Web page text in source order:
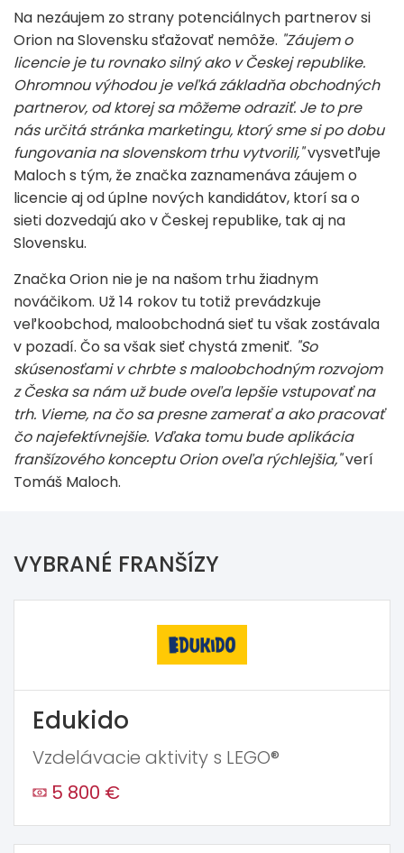
Na nezáujem zo strany potenciálnych partnerov si
Orion na Slovensku sťažovať nemôže. "Záujem o
licencie je tu rovnako silný ako v Českej republike.
Ohromnou výhodou je veľká základňa obchodných
partnerov, od ktorej sa môžeme odraziť. Je to pre
nás určitá stránka marketingu, ktorý sme si po dobu
fungovania na slovenskom trhu vytvorili,"vysvetľuje
Maloch s tým, že značka zaznamenáva záujem o
licencie aj od úplne nových kandidátov, ktorí sa o
sieti dozvedajú ako v Českej republike, tak aj na
Slovensku.
Značka Orion nie je na našom trhu žiadnym
nováčikom. Už 14 rokov tu totiž prevádzkuje
veľkoobchod, maloobchodná sieť tu však zostávala
v pozadí. Čo sa však sieť chystá zmeniť. "So
skúsenosťami v chrbte s maloobchodným rozvojom
z Česka sa nám už bude oveľa lepšie vstupovať na
trh. Vieme, na čo sa presne zamerať a ako pracovať
čo najefektívnejšie. Vďaka tomu bude aplikácia
franšízového konceptu Orion oveľa rýchlejšia,"verí
Tomáš Maloch.
VYBRANÉ FRANŠÍZY
Edukido
Vzdelávacie aktivity s LEGO®
5 800 €